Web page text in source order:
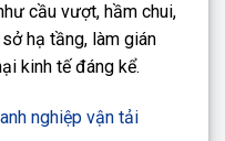
cầu vượt, hầm chui,
hạ tầng, làm gián
kinh tế đáng kể.
nghiệp vận tải